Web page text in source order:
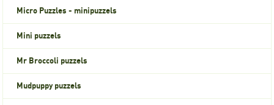
Micro Puzzles - minipuzzels
Mini puzzels
Mr Broccoli puzzels
Mudpuppy puzzels